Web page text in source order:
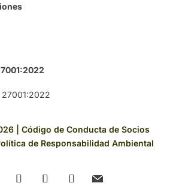
| Código de Conducta de Socios
de Responsabilidad Ambiental